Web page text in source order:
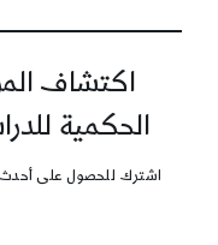
اكتشاف
الحكمية
اشترك للحصول على أحدث